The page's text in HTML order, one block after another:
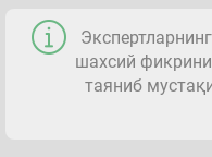
шахсий
таяниб